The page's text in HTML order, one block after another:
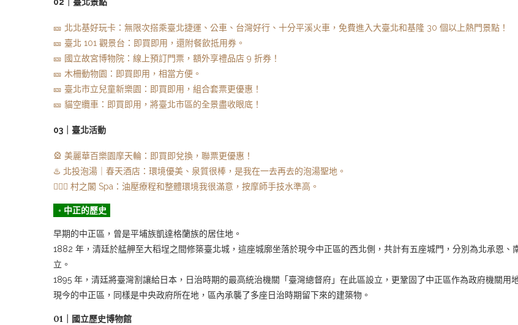
🎫 北北基好玩卡：無限次搭乘臺北捷運、公車、台灣好行、十分平溪火車，免費進入大臺北和基隆 30 個以上熱門景點！
🎫 臺北 101 觀景台：即買即用，還附餐飲抵用券。
🎫 國立故宮博物院：線上預訂門票，額外享禮品店 9 折券！
🎫 木柵動物園：即買即用，相當方便。
🎫 臺北市立兒童新樂園：即買即用，組合套票更優惠！
🎫 貓空纜車：即買即用，將臺北市區的全景盡收眼底！
03｜臺北活動
🎡 美麗華百樂園摩天輪：即買即兌換，聯票更優惠！
♨️ 北投泡湯｜春天酒店：環境優美、泉質很棒，是我在一去再去的泡湯聖地。
💆🏻‍♀️ 村之閣 Spa：油壓療程和整體環境我很滿意，按摩師手技水準高。
◦ 中正的歷史
早期的中正區，曾是平埔族凱達格蘭族的居住地。
1882 年，清廷於艋舺至大稻埕之間修築臺北城，這座城廓坐落於現今中正區的西北側，共計有五座城門，分別為北承恩
立。
1895 年，清廷將臺灣割讓給日本，日治時期的最高統治機關「臺灣總督府」在此區設立，更鞏固了中正區作為政府機關用
現今的中正區，同樣是中央政府所在地，區內承襲了多座日治時期留下來的建築物。
01｜國立歷史博物館